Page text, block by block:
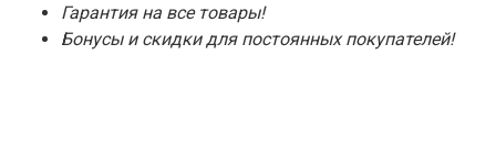
Гарантия на все товары!
Бонусы и скидки для постоянных покупателей!